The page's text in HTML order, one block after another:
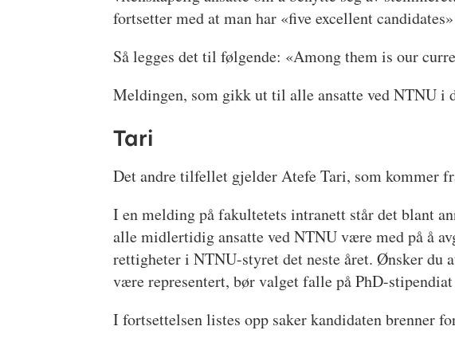
fortsetter med at man har «five excellent
Så legges det til følgende: «Among them is our
Meldingen, som gikk ut til alle ansatte ved NTNU i
Tari
Det andre tilfellet gjelder Atefe Tari, som kommer
I en melding på fakultetets intranett står det blant
alle midlertidig ansatte ved NTNU være med på å
rettigheter i NTNU-styret det neste året. Ønsker du
være representert, bør valget falle på PhD-
I fortsettelsen listes opp saker kandidaten brenner